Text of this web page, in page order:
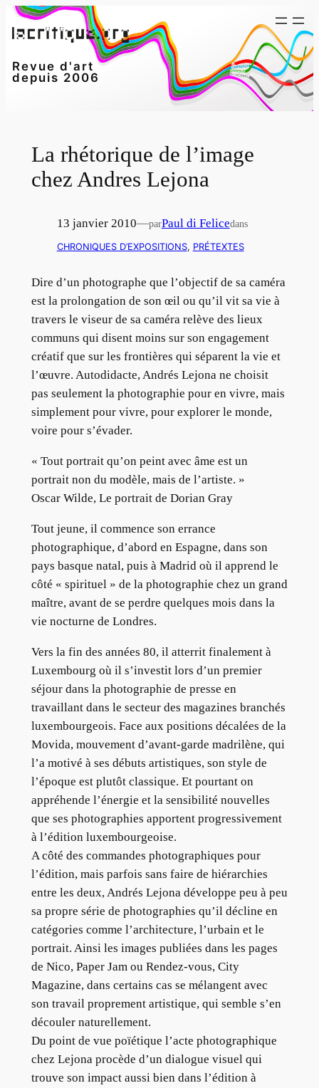
Aller
au
Revue d'art
depuis 2006
La rhétorique de l’image
chez Andres Lejona
13 janvier 2010—parPaul di Felicedans
CHRONIQUES D’EXPOSITIONS, PRÉTEXTES
Dire d’un photographe que l’objectif de sa caméra
est la prolongation de son œil ou qu’il vit sa vie à
travers le viseur de sa caméra relève des lieux
communs qui disent moins sur son engagement
créatif que sur les frontières qui séparent la vie et
l’œuvre. Autodidacte, Andrés Lejona ne choisit
pas seulement la photographie pour en vivre, mais
simplement pour vivre, pour explorer le monde,
voire pour s’évader.
« Tout portrait qu’on peint avec âme est un
portrait non du modèle, mais de l’artiste. »
Oscar Wilde, Le portrait de Dorian Gray
Tout jeune, il commence son errance
photographique, d’abord en Espagne, dans son
pays basque natal, puis à Madrid où il apprend le
côté « spirituel » de la photographie chez un grand
maître, avant de se perdre quelques mois dans la
vie nocturne de Londres.
Vers la fin des années 80, il atterrit finalement à
Luxembourg où il s’investit lors d’un premier
séjour dans la photographie de presse en
travaillant dans le secteur des magazines branchés
luxembourgeois. Face aux positions décalées de la
Movida, mouvement d’avant-garde madrilène, qui
l’a motivé à ses débuts artistiques, son style de
l’époque est plutôt classique. Et pourtant on
appréhende l’énergie et la sensibilité nouvelles
que ses photographies apportent progressivement
à l’édition luxembourgeoise.
A côté des commandes photographiques pour
l’édition, mais parfois sans faire de hiérarchies
entre les deux, Andrés Lejona développe peu à peu
sa propre série de photographies qu’il décline en
catégories comme l’architecture, l’urbain et le
portrait. Ainsi les images publiées dans les pages
de Nico, Paper Jam ou Rendez-vous, City
Magazine, dans certains cas se mélangent avec
son travail proprement artistique, qui semble s’en
découler naturellement.
Du point de vue poïétique l’acte photographique
chez Lejona procède d’un dialogue visuel qui
trouve son impact aussi bien dans l’édition à